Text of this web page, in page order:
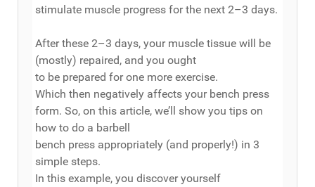
stimulate muscle progress for the next 2–3 days.
After these 2–3 days, your muscle tissue will be
(mostly) repaired, and you ought
to be prepared for one more exercise.
Which then negatively affects your bench press
form. So, on this article, we’ll show you tips on
how to do a barbell
bench press appropriately (and properly!) in 3
simple steps.
In this example, you discover yourself